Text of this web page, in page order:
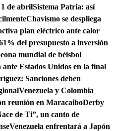
de abrilSistema Patria: así
Chavismo se despliega
plan eléctrico ante calor
del presupuesto a inversión
mundial de béisbol
Estados Unidos en la final
Sanciones deben
Venezuela y Colombia
reunión en MaracaiboDerby
de Ti”, un canto de
Venezuela enfrentará a Japón